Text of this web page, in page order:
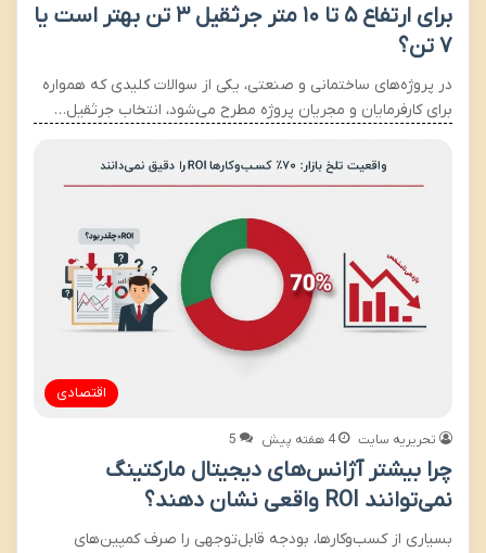
برای ارتفاع ۵ تا ۱۰ متر جرثقیل ۳ تن بهتر است یا
۷ تن؟
در پروژه‌های ساختمانی و صنعتی، یکی از سوالات کلیدی که همواره
برای کارفرمایان و مجریان پروژه مطرح می‌شود، انتخاب جرثقیل…
اقتصادی
تحریریه سایت 4 هفته پیش 5
چرا بیشتر آژانس‌های دیجیتال مارکتینگ
نمی‌توانند ROI واقعی نشان دهند؟
بسیاری از کسب‌وکارها، بودجه قابل‌توجهی را صرف کمپین‌های